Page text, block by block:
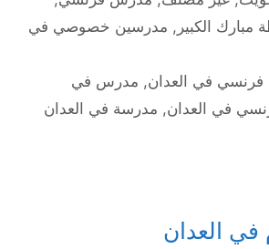
الكبير , مدرسين خصوصي في
في العدان, مدرس في
في العدان, مدرسة في العدان
العدان